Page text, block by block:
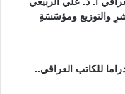
والتوزيع ومؤسَسَةِ
للكاتب العراقي..